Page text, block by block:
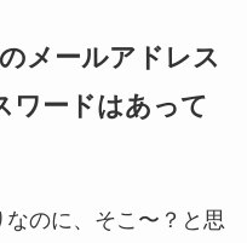
メールアドレス
ワードはあって
のに、そこ〜？と思